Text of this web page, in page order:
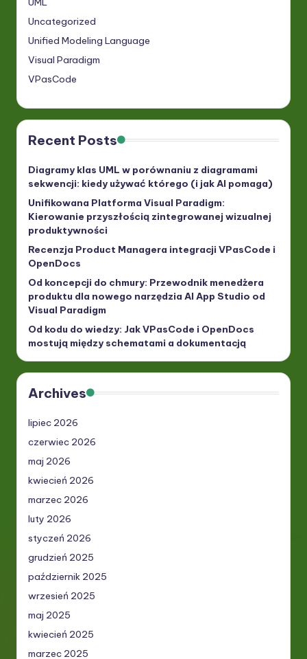
Uncategorized
Unified Modeling Language
Visual Paradigm
VPasCode
Recent Posts
Diagramy klas UML w porównaniu z diagramami
sekwencji: kiedy używać którego (i jak AI pomaga)
Unifikowana Platforma Visual Paradigm:
Kierowanie przyszłością zintegrowanej wizualnej
produktywności
Recenzja Product Managera integracji VPasCode i
OpenDocs
Od koncepcji do chmury: Przewodnik menedżera
produktu dla nowego narzędzia AI App Studio od
Visual Paradigm
Od kodu do wiedzy: Jak VPasCode i OpenDocs
mostują między schematami a dokumentacją
Archives
lipiec 2026
czerwiec 2026
maj 2026
kwiecień 2026
marzec 2026
luty 2026
styczeń 2026
grudzień 2025
październik 2025
wrzesień 2025
maj 2025
kwiecień 2025
marzec 2025